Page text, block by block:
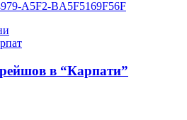
в “Карпати”